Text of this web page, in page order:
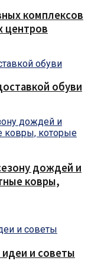
комплексов
центров
обуви
дождей и
ковры,
и советы